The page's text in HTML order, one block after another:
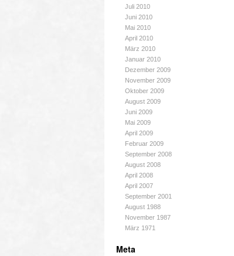
Juli 2010
Juni 2010
Mai 2010
April 2010
März 2010
Januar 2010
Dezember 2009
November 2009
Oktober 2009
August 2009
Juni 2009
Mai 2009
April 2009
Februar 2009
September 2008
August 2008
April 2008
April 2007
September 2001
August 1988
November 1987
März 1971
Meta